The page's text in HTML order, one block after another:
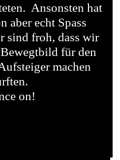
Ansonsten hat
aber echt Spass
sind froh, dass wir
für den
machen
on!